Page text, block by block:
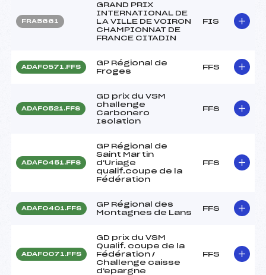
FRA5661
GRAND PRIX
INTERNATIONAL DE
LA VILLE DE VOIRON
CHAMPIONNAT DE
FRANCE CITADIN
FIS
ADAF0571.FFS
GP Régional de
Froges
FFS
ADAF0521.FFS
GD prix du VSM
challenge
Carbonero
Isolation
FFS
ADAF0451.FFS
GP Régional de
Saint Martin
d'Uriage
qualif.coupe de la
Fédération
FFS
ADAF0401.FFS
GP Régional des
Montagnes de Lans
FFS
ADAF0071.FFS
GD prix du VSM
Qualif. coupe de la
Fédération /
Challenge caisse
d'epargne
FFS